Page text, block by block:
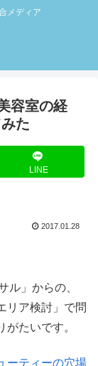
メディア
容室の経
た
LINE
2017.01.28
ル」からの、
リア検討」で問
たいです。
ーティーの穴場